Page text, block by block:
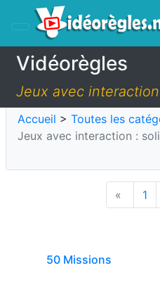
Vidéorègles
Jeux avec
Accueil > Toutes les
Jeux avec interaction :
« 1
50 Missions